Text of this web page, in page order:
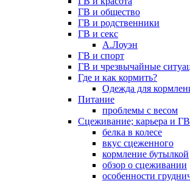
ГВ и общество
ГВ и родственники
ГВ и секс
А.Лоуэн
ГВ и спорт
ГВ и чрезвычайные
Где и как кормить?
Одежда для
Питание
проблемы с весом
Сцеживание; карьера и ГВ
белка в колесе
вкус сцеженного
кормление бутылкой
обзор о сцеживании
особенности